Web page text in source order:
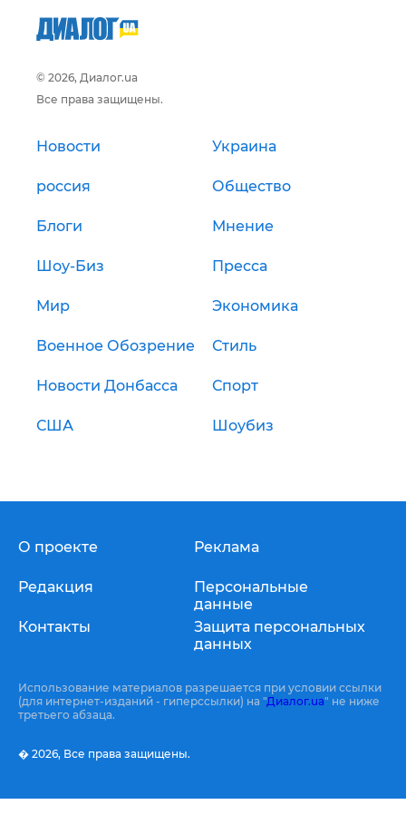
© 2026, Диалог.ua
Все права защищены.
Новости Украина
россия Общество
Блоги Мнение
Шоу-Биз Пресса
Мир Экономика
Военное Обозрение Стиль
Новости Донбасса Спорт
США Шоубиз
О проекте
Редакция
Контакты
Реклама
Персональные
данные
Защита персональных
данных
Использование материалов разрешается при условии ссылки
(для интернет-изданий - гиперссылки) на "Диалог.ua" не ниже
третьего абзаца.
� 2026, Все права защищены.